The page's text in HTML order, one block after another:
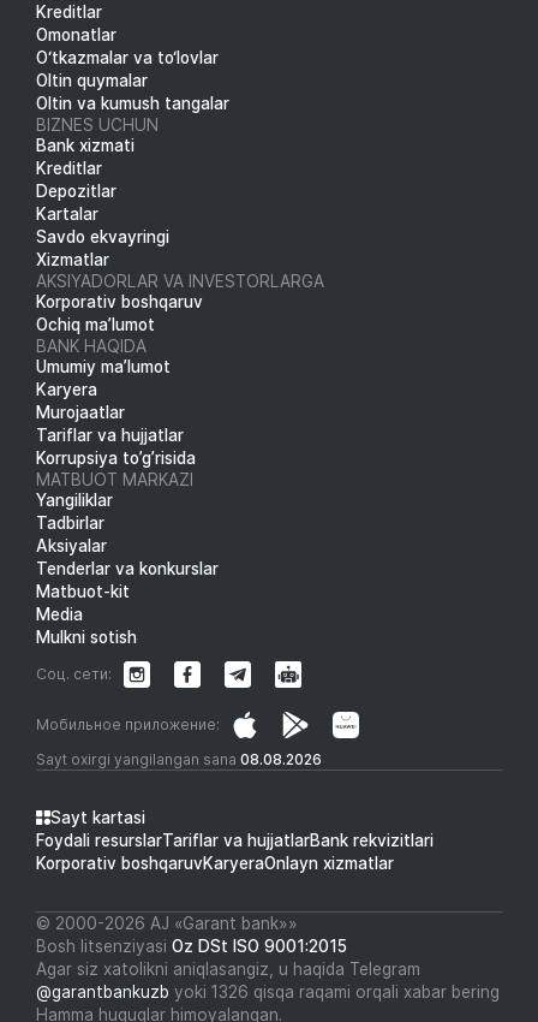
Kreditlar
Omonatlar
O‘tkazmalar va to‘lovlar
Oltin quymalar
Oltin va kumush tangalar
BIZNES UCHUN
Bank xizmati
Kreditlar
Depozitlar
Kartalar
Savdo ekvayringi
Xizmatlar
AKSIYADORLAR VA INVESTORLARGA
Korporativ boshqaruv
Ochiq ma’lumot
BANK HAQIDA
Umumiy ma’lumot
Karyera
Murojaatlar
Tariflar va hujjatlar
Korrupsiya to’g’risida
MATBUOT MARKAZI
Yangiliklar
Tadbirlar
Aksiyalar
Tenderlar va konkurslar
Matbuot-kit
Media
Mulkni sotish
Sayt oxirgi yangilangan sana 08.08.2026
Мобильное приложение:
Соц. сети:
Sayt kartasi
Foydali resurslarTariflar va hujjatlarBank rekvizitlari
Korporativ boshqaruvKaryeraOnlayn xizmatlar
© 2000-2026 АJ «Garant bank»»
Bosh litsenziyasi Oz DSt ISO 9001:2015
Agar siz xatolikni aniqlasangiz, u haqida Telegram
@garantbankuzb yoki 1326 qisqa raqami orqali xabar bering
Hamma huquqlar himoyalangan.